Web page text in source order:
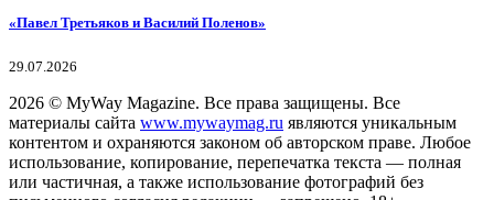
«Павел Третьяков и Василий Поленов»
29.07.2026
2026 © MyWay Magazine. Все права защищены. Все
материалы сайта www.mywaymag.ru являются уникальным
контентом и охраняются законом об авторском праве. Любое
использование, копирование, перепечатка текста — полная
или частичная, а также использование фотографий без